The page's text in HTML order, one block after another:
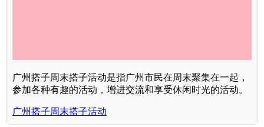
广州搭子周末搭子活动是指广州市民在周末聚集在一起，
参加各种有趣的活动，增进交流和享受休闲时光的活动。
广州搭子周末搭子活动